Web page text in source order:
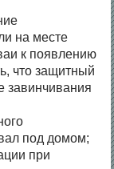
на месте
к появлению
что защитный
завинчивания
под домом;
при